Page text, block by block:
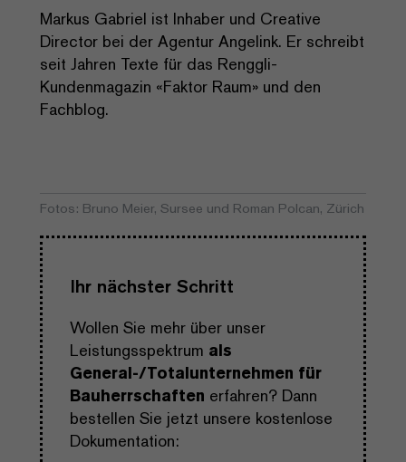
Markus Gabriel ist Inhaber und Creative
Director bei der Agentur Angelink. Er schreibt
seit Jahren Texte für das Renggli-
Kundenmagazin «Faktor Raum» und den
Fachblog.
Fotos: Bruno Meier, Sursee und Roman Polcan, Zürich
Ihr nächster Schritt
Wollen Sie mehr über unser
Leistungsspektrum als
General-/Totalunternehmen für
Bauherrschaften erfahren? Dann
bestellen Sie jetzt unsere kostenlose
Dokumentation: